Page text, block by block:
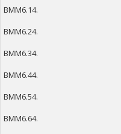
ВММ6.14.
ВММ6.24.
ВММ6.34.
ВММ6.44.
ВММ6.54.
ВММ6.64.